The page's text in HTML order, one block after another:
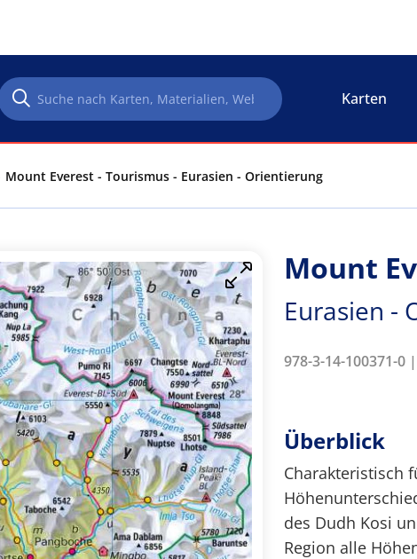
Karten
Mount Everest - Tourismus - Eurasien - Orientierung
Mount
Eurasien -
978-3-14-100371-
Überblick
Charakteristisch
des Dudh Kosi
Region alle